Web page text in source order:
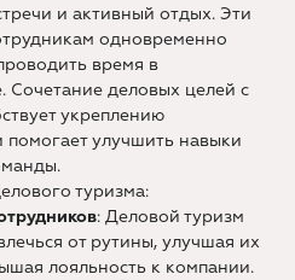
и активный отдых. Эти
одновременно
время в
Сочетание деловых целей с
укреплению
улучшить навыки
туризма:
: Деловой туризм
от рутины, улучшая их
лояльность к компании.